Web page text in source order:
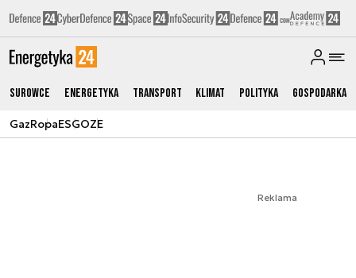
Surowce Energetyka Transport Klimat Polityka Gospodarka
GazRopaESGOZE
Reklama